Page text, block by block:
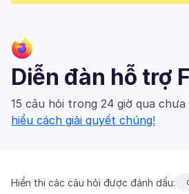
Diễn đàn hỗ trợ
15 câu hỏi trong 24 giờ qua
hiểu cách giải quyết chúng!
Hiển thị các câu hỏi được đánh dấu: